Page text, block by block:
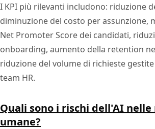
I KPI più rilevanti includono: riduzione
diminuzione del costo per assunzione,
Net Promoter Score dei candidati,
onboarding, aumento della retention
riduzione del volume di richieste
team HR.
Quali sono i rischi dell'AI nelle
umane?